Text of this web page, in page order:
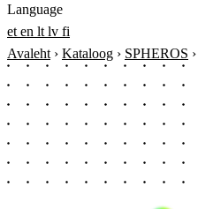
Language
et en lt lv fi
Avaleht › Kataloog › SPHEROS ›